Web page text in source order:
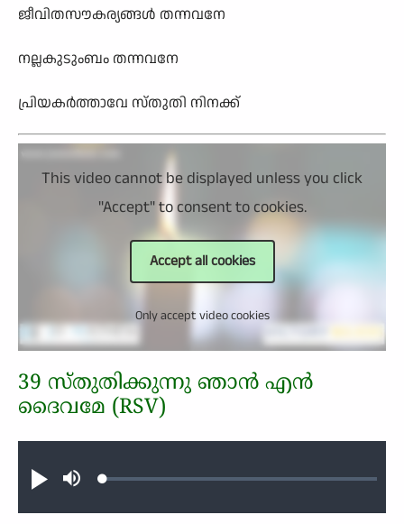
ജീവിതസൗകര‍്യങ്ങള്‍ തന്നവനേ
നല്ലകുടുംബം തന്നവനേ
പ്രിയകര്‍ത്താവേ സ്തുതി നിനക്ക്
This video cannot be displayed unless you click
"Accept" to consent to cookies.
Accept all cookies
Only accept video cookies
Play MuteLoaded:
39 സ്തുതിക്കുന്നു ഞാന്‍ എന്‍
ദൈവമേ (RSV)